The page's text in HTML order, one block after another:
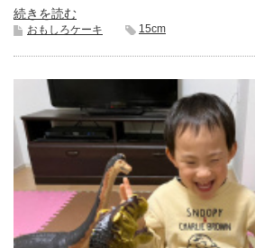
続きを読む
おもしろケーキ 15cm